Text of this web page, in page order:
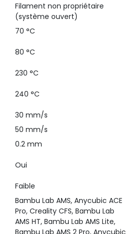
Filament non propriétaire
(système ouvert)
70 °C
80 °C
230 °C
240 °C
30 mm/s
50 mm/s
0.2 mm
Oui
Faible
Bambu Lab AMS, Anycubic ACE
Pro, Creality CFS, Bambu Lab
AMS HT, Bambu Lab AMS Lite,
Bambu Lab AMS 2 Pro, Anycubic